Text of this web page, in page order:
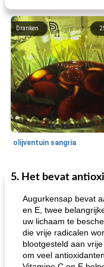
Dranken
olijventuin sangria
Feestdagen en evenementen
5. Het bevat
Augurkensap bevat
en E, twee
uw lichaam te
die vrije radicalen
blootgesteld aan
om veel